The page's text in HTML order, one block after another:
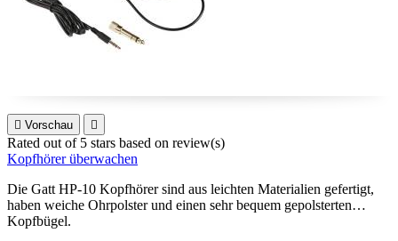
 Vorschau 
Rated out of 5 stars based on review(s)
Kopfhörer überwachen
Die Gatt HP-10 Kopfhörer sind aus leichten Materialien gefertigt,
haben weiche Ohrpolster und einen sehr bequem gepolsterten
Kopfbügel.